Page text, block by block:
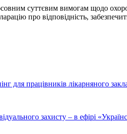
суттєвим вимогам щодо
про відповідність,
для працівників лікарняного
захисту – в ефірі